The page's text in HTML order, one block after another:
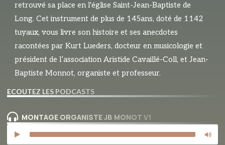
retrouvé sa place en l'église Saint-Jean-Baptiste de
Long. Cet instrument de plus de 145ans, doté de 1142
tuyaux, vous livre son histoire et ses anecdotes
racontées par Kurt Lueders, docteur en musicologie et
président de l’association Aristide Cavaillé-Coll, et Jean-
Baptiste Monnot, organiste et professeur.
ECOUTEZ LES PODCASTS
MONTAGE ORGANISTE JB MONOT V1